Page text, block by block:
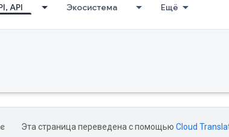
API Экосистема Ещё
Эта страница переведена с помощью Cloud